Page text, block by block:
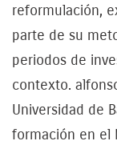
reformulación,
parte de su
periodos de
contexto.
Universidad de
formación en el